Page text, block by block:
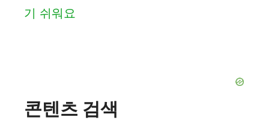
기 쉬워요
콘텐츠 검색